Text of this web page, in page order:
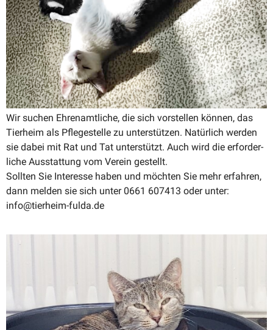
Wir suchen Ehren­amt­liche, die sich vorstellen können, das
Tierheim als Pflege­stelle zu unter­stützen. Natürlich werden
sie dabei mit Rat und Tat unter­stützt. Auch wird die erfor­der­
liche Ausstattung vom Verein gestellt.
Sollten Sie Interesse haben und möchten Sie mehr erfahren,
dann melden sie sich unter 0661 607413 oder unter:
info@tierheim-fulda.de